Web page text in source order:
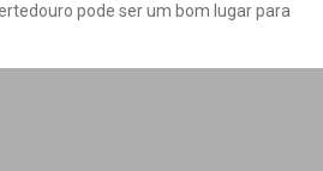
pode ser um bom lugar para